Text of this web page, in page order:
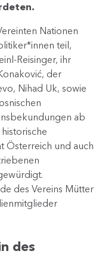
Nationen
teil,
Reisinger, ihr
der
Nihad Uk, sowie
ab
Österreich und auch
des Vereins Mütter
des